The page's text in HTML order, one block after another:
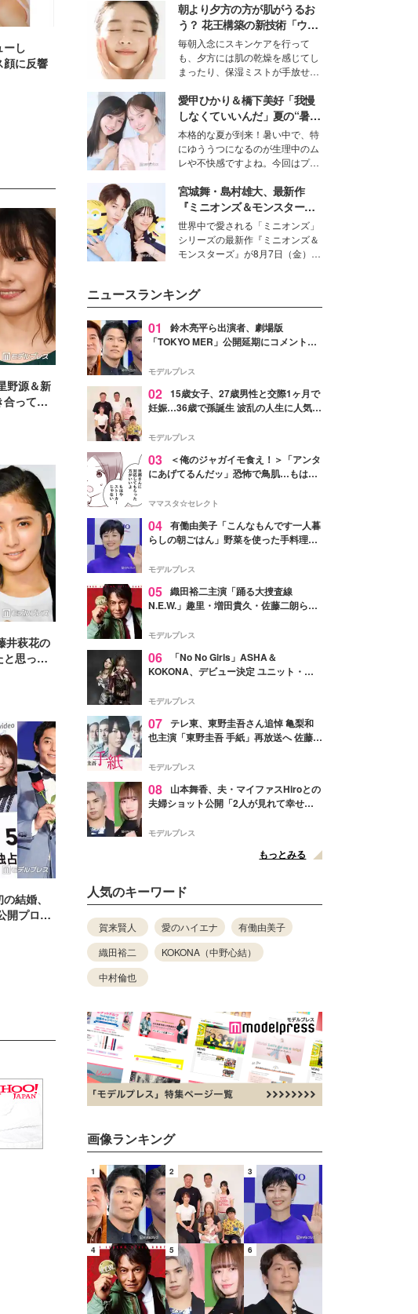
ーし
顔に反響
野源＆新
ってな
井萩花の
思った
結婚、
開プロポ
ションの完成度を高めるベースと
して、“髪そのものの美しさ”に改
めて注目する人が増えている様
子。今回は、そんな憧れの艶やか
な髪を日常で叶える、美容好きの
女性たちのヘアケア事情を紹介し
ます。
朝より夕方の方が肌がうるお
う？ 花王構築の新技術「ウォ
ーターキャプチャリングスキ
ン（捕水肌）」がスキンケア
の常識を変える予感
毎朝入念にスキンケアを行って
も、夕方には肌の乾燥を感じてし
まったり、保湿ミストが手放せな
な美容の常識を大きく変える可能
性を秘めた、革新的な「Water
Capturing Skin（ウォーターキャ
プチャリングスキン：捕水肌）」
技術を、花王が構築した。
愛甲ひかり＆橋下美好「我慢
しなくていいんだ」夏の“暑さ
対策”の新しい選択肢とは？
本格的な夏が到来！暑い中で、特
にゆううつになるのが生理中のム
レや不快感ですよね。今回はプラ
モデル・愛甲ひかりさんと橋下美
好さんを迎えて本音で女子会トー
ク。猛暑のお出かけを快適に過ご
すヒントや、2人が感動した夏の
生理の新常識にも迫りました。
宮城舞・島村雄大、最新作
『ミニオンズ＆モンスター
ズ』の魅力熱弁 ハチャメチャ
だけじゃない“友情と絆”に感
動
世界中で愛される「ミニオンズ」
シリーズの最新作『ミニオンズ＆
モンスターズ』が8月7日（金）に
デルの宮城舞と島村雄大の特別対
談をお届け！それぞれの視点か
ら、今作ならではの魅力や予想外
の感動をもたらす奥深いストーリ
た。
ニュースランキング
01
鈴木亮平ら出演者、劇場版
「TOKYO MER」公開延期にコメント
最大の敬意とエールを」
モデルプレス
02 15歳女子、27歳男性と交際1ヶ月で
妊娠…36歳で孫誕生 波乱の人生に人気タ
よ！」
モデルプレス
03
＜俺のジャガイモ食え！＞「アンタ
にあげてるんだッ」恐怖で鳥肌…もはや
ママスタ☆セレクト
04 有働由美子「こんなもんです一人暮
らしの朝ごはん」野菜を使った手料理公
そう」と反響
モデルプレス
05 織田裕二主演「踊る大捜査線
N.E.W.」趣里・増田貴久・佐藤二朗ら新
徴する“謎のキーワード”も
モデルプレス
06
「No No Girls」ASHA＆
KOKONA、デビュー決定 ユニット・
リリースへ
モデルプレス
07 テレ東、東野圭吾さん追悼 亀梨和
也主演「東野圭吾 手紙」再放送へ 佐藤隆
モデルプレス
08
山本舞香、夫・マイファスHiroとの
夫婦ショット公開「2人が見れて幸せ」
モデルプレス
もっとみる
人気のキーワード
賀来賢人 愛のハイエナ
有働由美子
織田裕二
KOKONA（中野心結）
中村倫也
画像ランキング
1 2 3
4 5 6